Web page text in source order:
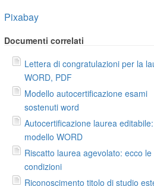
Pixabay
Documenti correlati
Lettera di congratulazioni per la
WORD, PDF
Modello autocertificazione esami
sostenuti word
Autocertificazione laurea editabile:
modello WORD
Riscatto laurea agevolato: ecco le
condizioni
Riconoscimento titolo di studio